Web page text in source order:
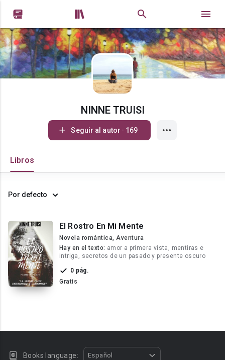
 
NINNE TRUISI
Seguir al autor · 169
Libros
Por defecto
El Rostro En Mi Mente
Novela romántica, Aventura
Hay en el texto: amor a primera vista, mentiras e
intriga, secretos de un pasado y presente oscuro
0 pág.
Gratis
Books language: Español